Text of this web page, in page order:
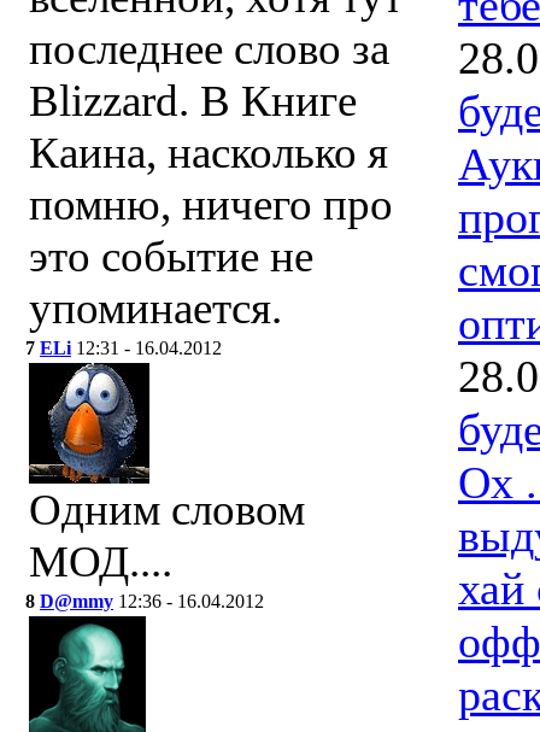
последнее слово за
Blizzard. В Книге
Каина, насколько я
помню, ничего про
это событие не
упоминается.
7 ELi 12:31 - 16.04.2012
Одним словом
МОД....
8 D@mmy 12:36 - 16.04.2012
Ох
хай